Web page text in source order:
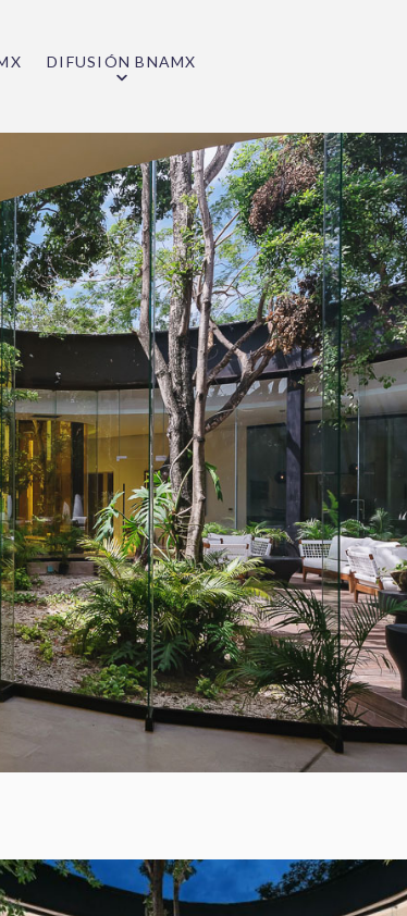
DIFUSIÓN BNAMX